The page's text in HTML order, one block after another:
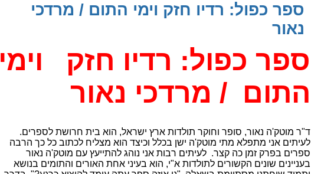
ספר כפול: רדיו חזק וימי התום / מרדכי
נאור
ספר כפול: רדיו חזק וימי
התום / מרדכי נאור
ד"ר מוטק'ה נאור, סופר וחוקר תולדות ארץ ישראל, הוא בית חרושת לספרים.
לעיתים אני מתפלא מתי מוטק'ה ישן בכלל וכיצד הוא מצליח לכתוב כל כך הרבה
ספרים בפרק זמן כה קצר. לעיתים רבות אני נוהג להתייעץ עם מוטק'ה נאור
בעניינים שונים הקשורים לתולדות א"י, הוא בעיני אחת האורים והתומים בנושא